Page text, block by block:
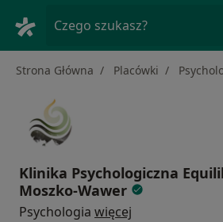
Czego szukasz?
Strona Główna Placówki
Klinika Psychologiczna
Moszko-Wawer
Psychologia więcej